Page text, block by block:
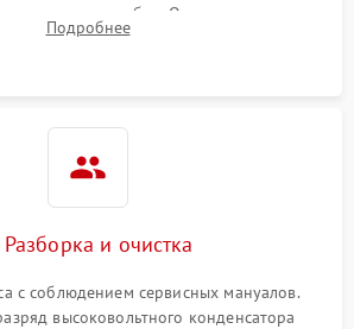
кодов ошибок. Оценка состояния
проверка работы автофокуса и вспышки.
Подробнее
Разборка и очистка
с соблюдением сервисных мануалов.
высоковольтного конденсатора